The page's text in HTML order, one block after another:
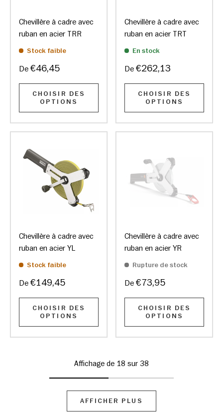
Chevillère à cadre avec
ruban en acier TRR
Stock faible
De €46,45
CHOISIR DES
OPTIONS
Chevillère à cadre avec
ruban en acier TRT
En stock
De €262,13
CHOISIR DES
OPTIONS
Chevillère à cadre avec
ruban en acier YL
Stock faible
De €149,45
CHOISIR DES
OPTIONS
Chevillère à cadre avec
ruban en acier YR
Rupture de stock
De €73,95
CHOISIR DES
OPTIONS
Affichage de 18 sur 38
AFFICHER PLUS